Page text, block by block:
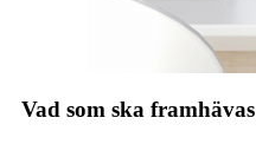
Vad som ska framhävas